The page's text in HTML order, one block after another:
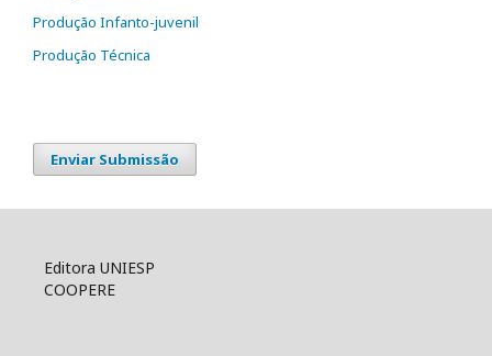
Produção Infanto-juvenil
Produção Técnica
Enviar Submissão
Editora UNIESP
COOPERE